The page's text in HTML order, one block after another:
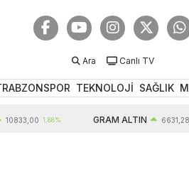
Ara Canlı TV
TEKNOLOJİ SAĞLIK
1,88% GRAM ALTIN 6631,28 2,14%